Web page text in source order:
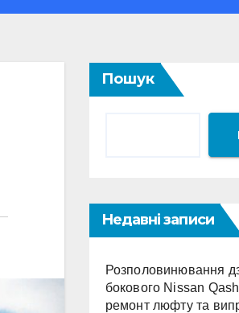
Пошук
Недавні записи
Розполовинювання
бокового Nissan
ремонт люфту та